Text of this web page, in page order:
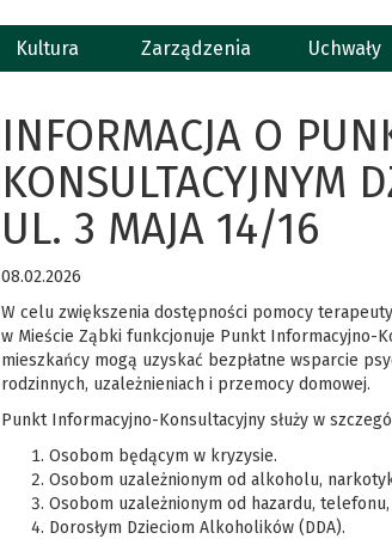
Kultura Zarządzenia Uchwały
INFORMACJA O
KONSULTACYJNYM
UL. 3 MAJA 14/16
08.02.2026
W celu zwiększenia dostępności pomocy
w Mieście Ząbki funkcjonuje Punkt Informacyjno-
mieszkańcy mogą uzyskać bezpłatne wsparcie
rodzinnych, uzależnieniach i przemocy domowej.
Punkt Informacyjno-Konsultacyjny służy w
Osobom będącym w kryzysie.
Osobom uzależnionym od alkoholu,
Osobom uzależnionym od hazardu,
Dorosłym Dzieciom Alkoholików (DDA).